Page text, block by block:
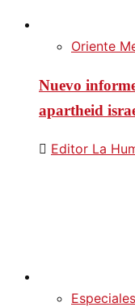
Oriente
Nuevo
apartheid
Editor La